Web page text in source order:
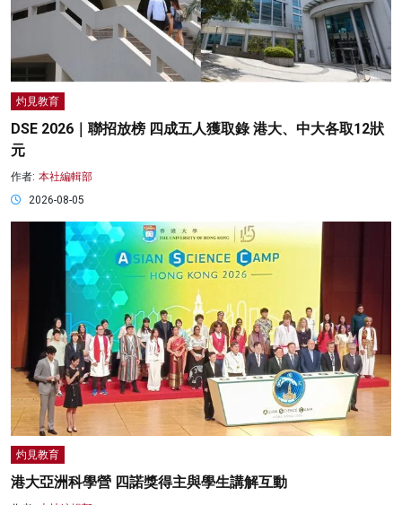
灼見教育
DSE 2026｜聯招放榜 四成五人獲取錄 港大、中大各取12狀
元
作者: 本社編輯部
2026-08-05
灼見教育
港大亞洲科學營 四諾獎得主與學生講解互動